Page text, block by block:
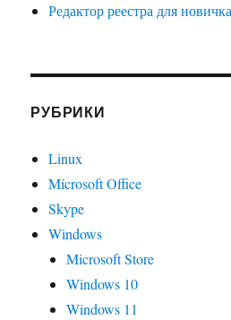
Редактор реестра для
РУБРИКИ
Linux
Microsoft Office
Skype
Windows
Microsoft Store
Windows 10
Windows 11